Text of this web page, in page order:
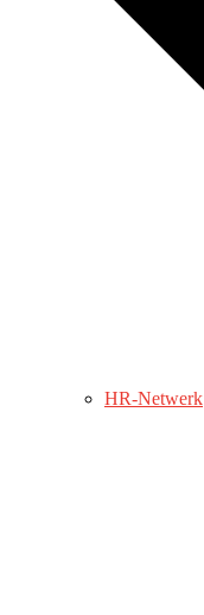
HR-Netwerk